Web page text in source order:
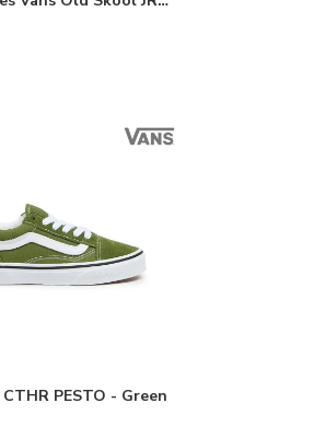
PESTO - Green